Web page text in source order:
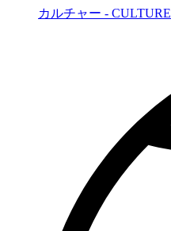
カルチャー - CULTURE